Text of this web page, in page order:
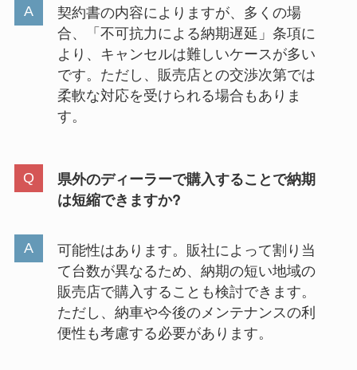
契約書の内容によりますが、多くの場
合、「不可抗力による納期遅延」条項に
より、キャンセルは難しいケースが多い
です。ただし、販売店との交渉次第では
柔軟な対応を受けられる場合もありま
す。
県外のディーラーで購入することで納期
は短縮できますか?
可能性はあります。販社によって割り当
て台数が異なるため、納期の短い地域の
販売店で購入することも検討できます。
ただし、納車や今後のメンテナンスの利
便性も考慮する必要があります。